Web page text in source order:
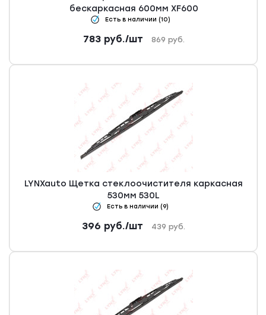
бескаркасная 600мм XF600
Есть в наличии (10)
783руб./шт 869 руб.
LYNXauto Щетка стеклоочистителя каркасная
530мм 530L
Есть в наличии (9)
396 руб./шт 439 руб.